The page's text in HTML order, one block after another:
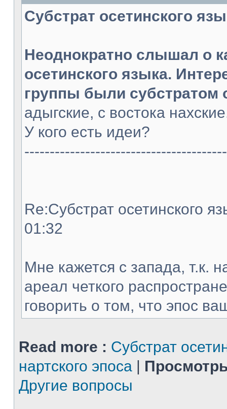
Субстрат осетинского
Неоднократно слышал о
осетинского языка.
группы были субстратом
адыгские, с востока
У кого есть идеи?
Re:Субстрат осетинского
01:32
Мне кажется с запада, т.к.
ареал четкого
говорить о том, что эпос
Read more : Субстрат
нартского эпоса |
Другие вопросы